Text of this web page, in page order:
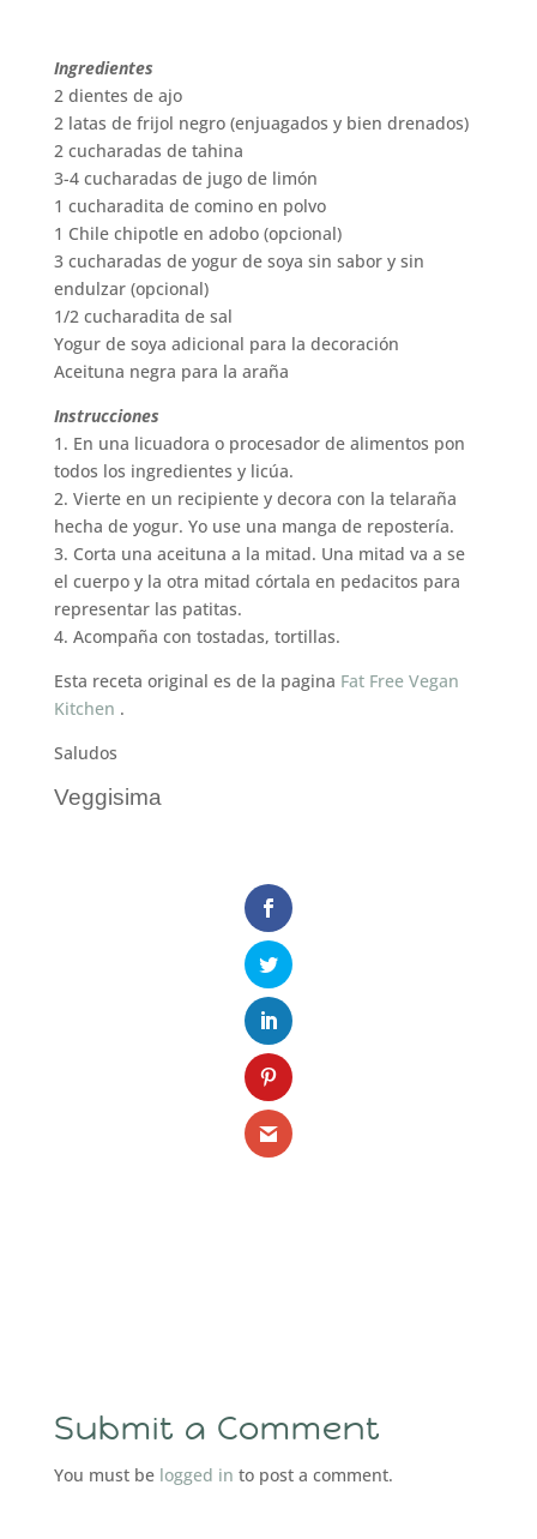
Ingredientes
2 dientes de ajo
2 latas de frijol negro (enjuagados y bien drenados)
2 cucharadas de tahina
3-4 cucharadas de jugo de limón
1 cucharadita de comino en polvo
1 Chile chipotle en adobo (opcional)
3 cucharadas de yogur de soya sin sabor y sin
endulzar (opcional)
1/2 cucharadita de sal
Yogur de soya adicional para la decoración
Aceituna negra para la araña
Instrucciones
1. En una licuadora o procesador de alimentos pon
todos los ingredientes y licúa.
2. Vierte en un recipiente y decora con la telaraña
hecha de yogur. Yo use una manga de repostería.
3. Corta una aceituna a la mitad. Una mitad va a se
el cuerpo y la otra mitad córtala en pedacitos para
representar las patitas.
4. Acompaña con tostadas, tortillas.
Esta receta original es de la pagina Fat Free Vegan
Kitchen .
Saludos
Veggisima
Submit a Comment
You must be logged in to post a comment.